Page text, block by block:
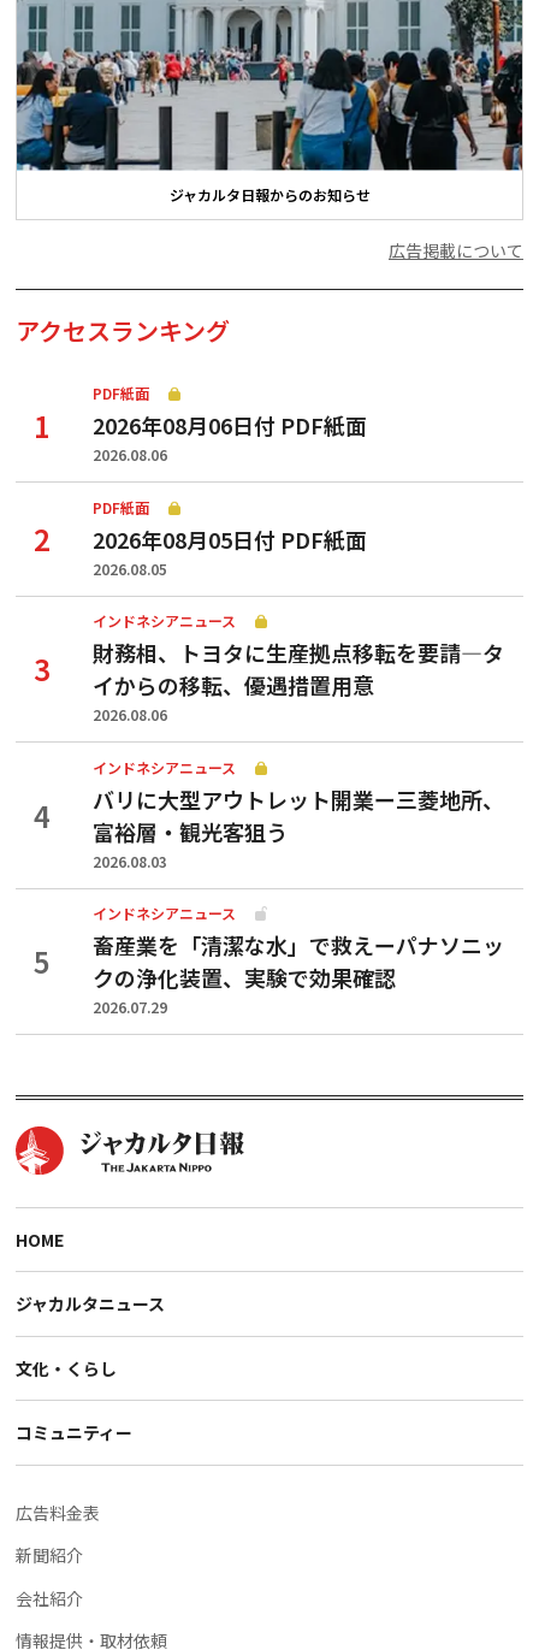
ジャカルタ日報からのお知らせ
広告掲載について
アクセスランキング
PDF紙面
2026年08月06日付 PDF紙面
2026.08.06
PDF紙面
2026年08月05日付 PDF紙面
2026.08.05
インドネシアニュース
財務相、トヨタに生産拠点移転を要請—タ
イからの移転、優遇措置用意
2026.08.06
インドネシアニュース
バリに大型アウトレット開業ー三菱地所、
富裕層・観光客狙う
2026.08.03
インドネシアニュース
畜産業を「清潔な水」で救えーパナソニッ
クの浄化装置、実験で効果確認
2026.07.29
HOME
ジャカルタニュース
文化・くらし
コミュニティー
広告料金表
新聞紹介
会社紹介
情報提供・取材依頼